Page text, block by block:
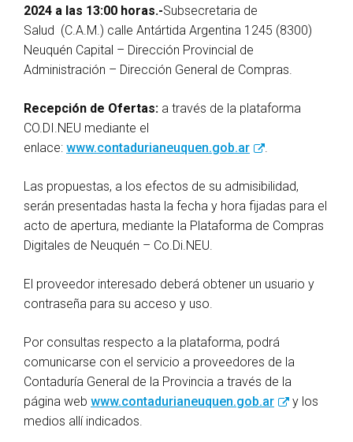
2024 a las 13:00 horas.-Subsecretaria de
Salud (C.A.M.) calle Antártida Argentina 1245 (8300)
Neuquén Capital – Dirección Provincial de
Administración – Dirección General de Compras.
Recepción de Ofertas: a través de la plataforma
CO.DI.NEU mediante el
enlace: www.contadurianeuquen.gob.ar .
Las propuestas, a los efectos de su admisibilidad,
serán presentadas hasta la fecha y hora fijadas para el
acto de apertura, mediante la Plataforma de Compras
Digitales de Neuquén – Co.Di.NEU.
El proveedor interesado deberá obtener un usuario y
contraseña para su acceso y uso.
Por consultas respecto a la plataforma, podrá
comunicarse con el servicio a proveedores de la
Contaduría General de la Provincia a través de la
página web www.contadurianeuquen.gob.ar
y los
medios allí indicados.